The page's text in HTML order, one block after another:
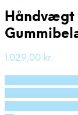
Håndvægt
1.029,00 kr.